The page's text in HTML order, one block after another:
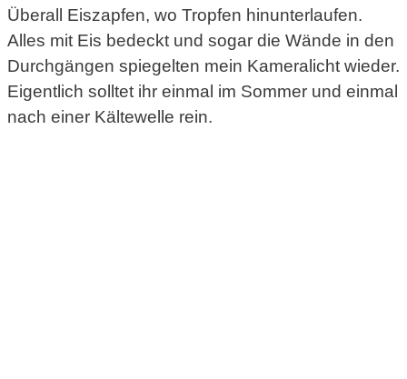
Überall Eiszapfen, wo Tropfen hinunterlaufen.
Alles mit Eis bedeckt und sogar die Wände in den
Durchgängen spiegelten mein Kameralicht wieder.
Eigentlich solltet ihr einmal im Sommer und einmal
nach einer Kältewelle rein.